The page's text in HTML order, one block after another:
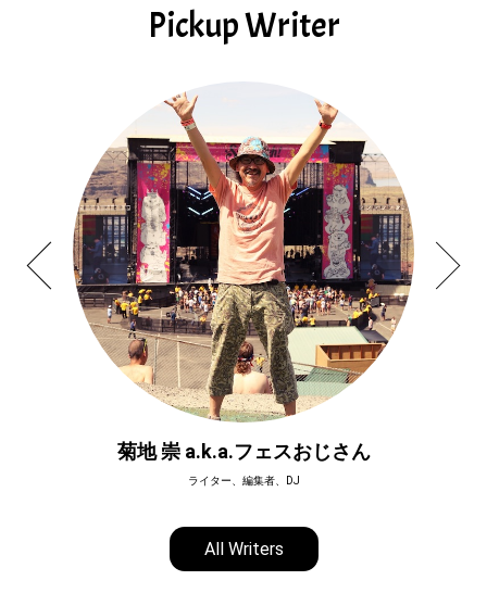
Pickup Writer
菊地 崇 a.k.a.フェスおじさん
ライター、編集者、DJ
All Writers